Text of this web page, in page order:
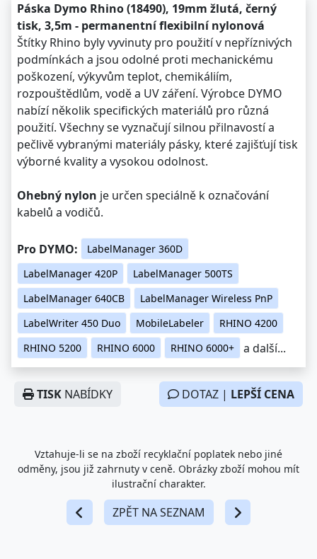
Páska Dymo Rhino (18490), 19mm žlutá, černý
tisk, 3,5m - permanentní flexibilní nylonová
Štítky Rhino byly vyvinuty pro použití v nepříznivých
podmínkách a jsou odolné proti mechanickému
poškození, výkyvům teplot, chemikáliím,
rozpouštědlům, vodě a UV záření. Výrobce DYMO
nabízí několik specifických materiálů pro různá
použití. Všechny se vyznačují silnou přilnavostí a
pečlivě vybranými materiály pásky, které zajišťují tisk
výborné kvality a vysokou odolnost.
Ohebný nylon je určen speciálně k označování
kabelů a vodičů.
Pro DYMO:
LabelManager 360D
LabelManager 420P
LabelManager 500TS
LabelManager 640CB
LabelManager Wireless PnP
LabelWriter 450 Duo
MobileLabeler
RHINO 4200
RHINO 5200
RHINO 6000 RHINO 6000+ a další...
TISK NABÍDKY DOTAZ | LEPŠÍ CENA
Vztahuje-li se na zboží recyklační poplatek nebo jiné
odměny, jsou již zahrnuty v ceně. Obrázky zboží mohou mít
ilustrační charakter.
ZPĚT NA SEZNAM